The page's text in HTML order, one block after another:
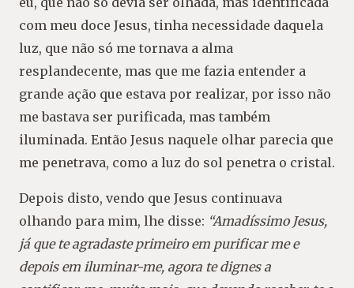
com meu doce Jesus, tinha necessidade daquela
luz, que não só me tornava a alma
resplandecente, mas que me fazia entender a
grande ação que estava por realizar, por isso não
me bastava ser purificada, mas também
iluminada. Então Jesus naquele olhar parecia que
me penetrava, como a luz do sol penetra o cristal.
Depois disto, vendo que Jesus continuava
olhando para mim, lhe disse: “Amadíssimo Jesus,
já que te agradaste primeiro em purificar me e
depois em iluminar-me, agora te dignes a